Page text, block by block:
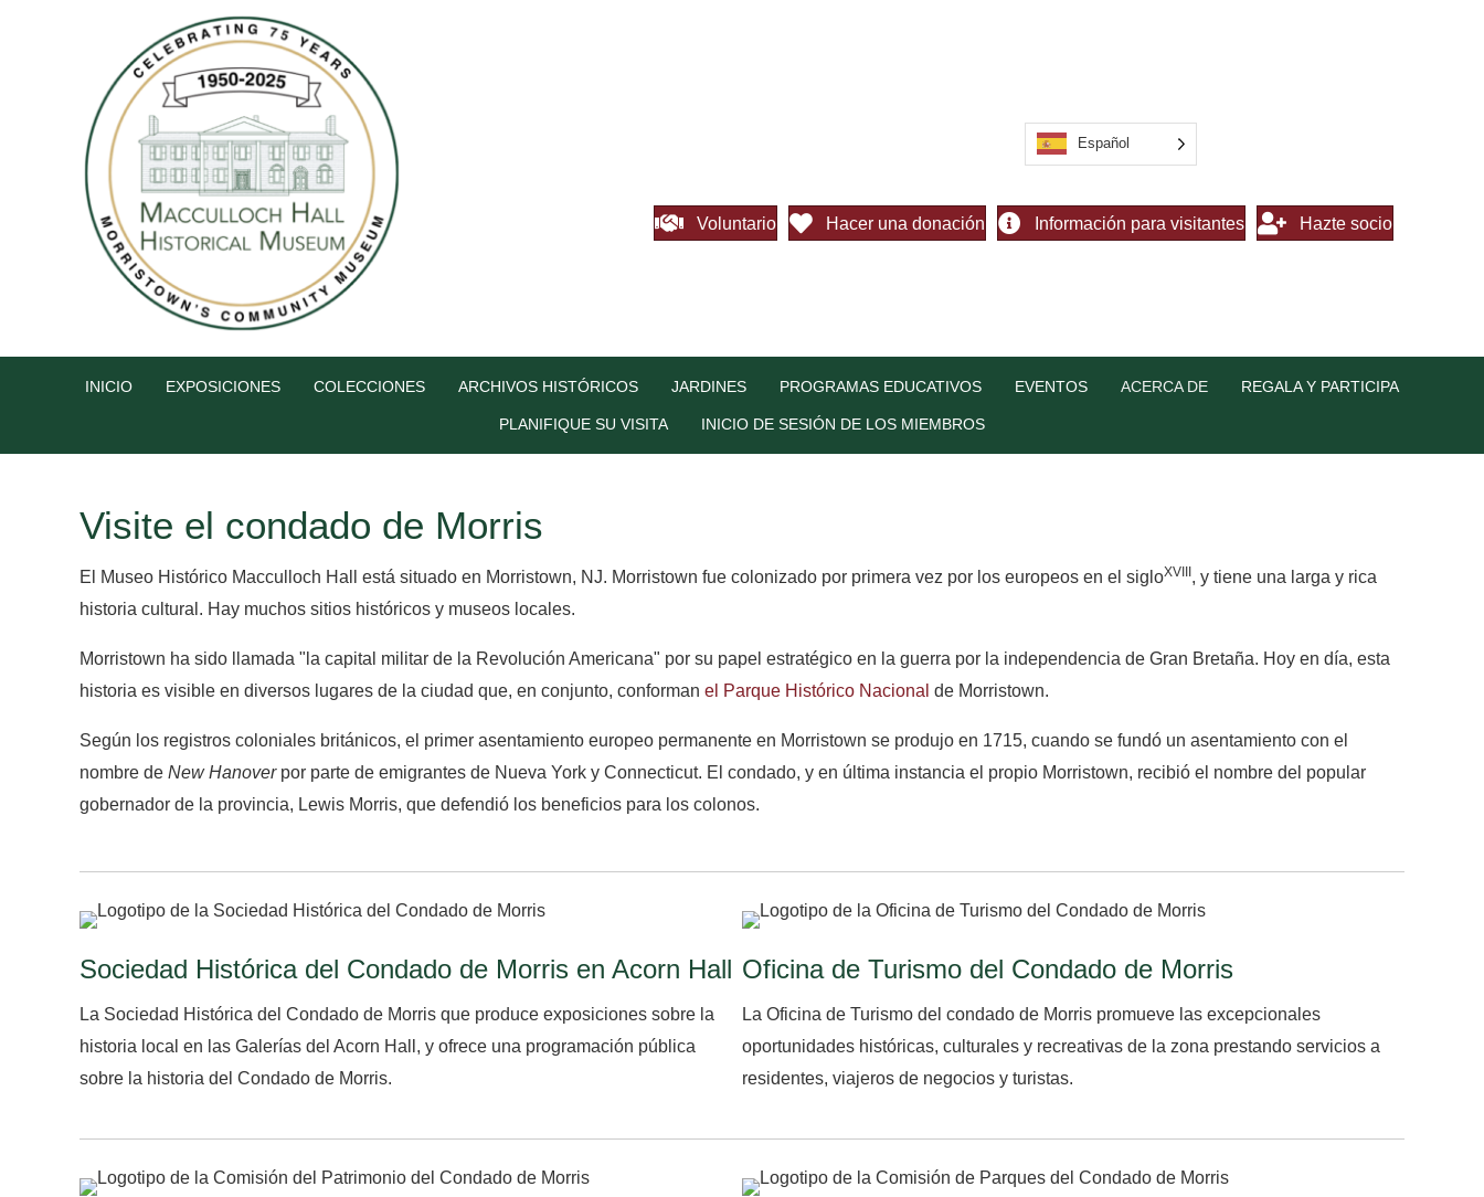
Español
Voluntario Hacer una donación Información para visitantes Hazte socio
INICIO EXPOSICIONES COLECCIONES ARCHIVOS HISTÓRICOS JARDINES PROGRAMAS EDUCATIVOS EVENTOS ACERCA DE REGALA Y PARTICIPA
PLANIFIQUE SU VISITA INICIO DE SESIÓN DE LOS MIEMBROS
Visite el condado de Morris
El Museo Histórico Macculloch Hall está situado en Morristown, NJ. Morristown fue colonizado por primera vez por los europeos en el sigloXVIII , y tiene una larga y rica
historia cultural. Hay muchos sitios históricos y museos locales.
Morristown ha sido llamada "la capital militar de la Revolución Americana" por su papel estratégico en la guerra por la independencia de Gran Bretaña. Hoy en día, esta
historia es visible en diversos lugares de la ciudad que, en conjunto, conforman el Parque Histórico Nacional de Morristown.
Según los registros coloniales británicos, el primer asentamiento europeo permanente en Morristown se produjo en 1715, cuando se fundó un asentamiento con el
nombre de New Hanoverpor parte de emigrantes de Nueva York y Connecticut. El condado, y en última instancia el propio Morristown, recibió el nombre del popular
gobernador de la provincia, Lewis Morris, que defendió los beneficios para los colonos.
Sociedad Histórica del Condado de Morris en Acorn Hall
La Sociedad Histórica del Condado de Morris que produce exposiciones sobre la
historia local en las Galerías del Acorn Hall, y ofrece una programación pública
sobre la historia del Condado de Morris.
Oficina de Turismo del Condado de Morris
La Oficina de Turismo del condado de Morris promueve las excepcionales
oportunidades históricas, culturales y recreativas de la zona prestando servicios a
residentes, viajeros de negocios y turistas.